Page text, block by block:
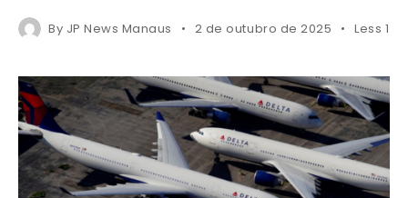
By JP News Manaus 2 de outubro de 2025 Less 1